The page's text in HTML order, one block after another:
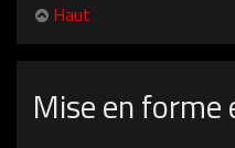
Haut
Mise en